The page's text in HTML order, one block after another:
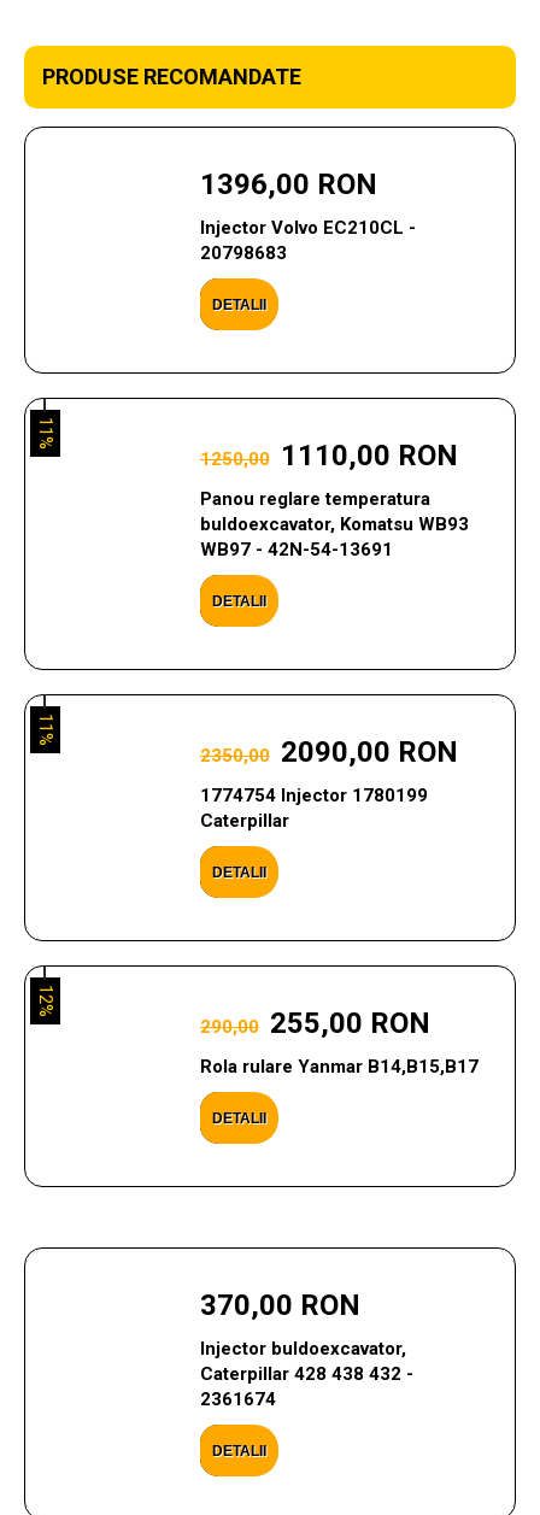
PRODUSE RECOMANDATE
1396,00 RON
Injector Volvo EC210CL -
20798683
DETALII
1250,00 1110,00 RON
Panou reglare temperatura
buldoexcavator, Komatsu WB93
WB97 - 42N-54-13691
DETALII
11%
2350,00 2090,00 RON
1774754 Injector 1780199
Caterpillar
DETALII
11%
290,00 255,00 RON
Rola rulare Yanmar B14,B15,B17
DETALII
12%
370,00 RON
Injector buldoexcavator,
Caterpillar 428 438 432 -
2361674
DETALII